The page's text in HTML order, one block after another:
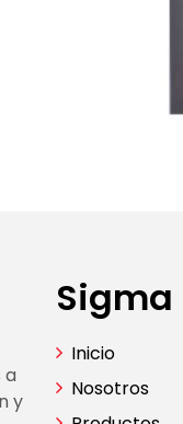
a
y
Sigma
Inicio
Nosotros